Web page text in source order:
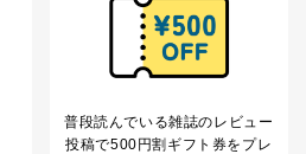
供について
く第三者に提供することはあり
合は除きます。
普段読んでいる雑誌のレビュー
投稿で500円割ギフト券をプレ